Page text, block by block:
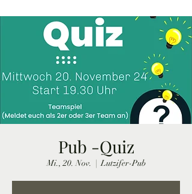
Pub -Quiz
Mi., 20. Nov.
  |
Lutzifer-Pub